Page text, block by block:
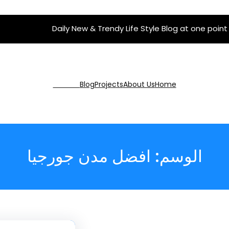
Daily New & Trendy Life Style Blog at one point
Home
About Us
Projects
Blog
الوسم: افضل مدن جورجيا